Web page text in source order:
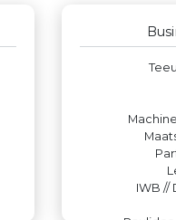
IWB